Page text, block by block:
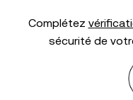
Complétez
sécurité de